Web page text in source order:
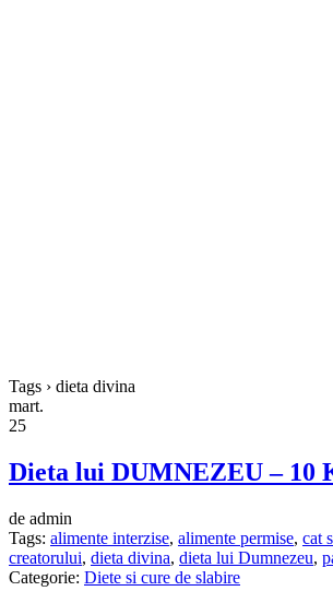
Tags › dieta divina
mart.
25
Dieta lui DUMNEZEU – 10
de admin
Tags: alimente interzise, alimente permise, cat
creatorului, dieta divina, dieta lui Dumnezeu,
Categorie: Diete si cure de slabire